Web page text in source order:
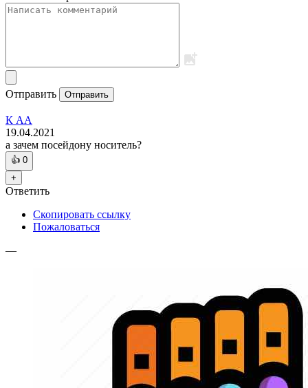
Отправить Отправить
К АА
19.04.2021
а зачем посейдону носитель?
👍 0
+
Ответить
Скопировать ссылку
Пожаловаться
—